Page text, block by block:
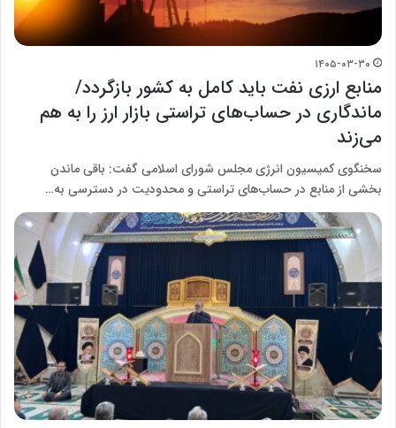
۱۴۰۵-۰۳-۳۰
منابع ارزی نفت باید کامل به کشور بازگردد/
ماندگاری در حساب‌های تراستی بازار ارز را به هم
می‌زند
سخنگوی کمیسیون انرژی مجلس شورای اسلامی گفت: باقی ماندن
بخشی از منابع در حساب‌های تراستی و محدودیت در دسترسی به…